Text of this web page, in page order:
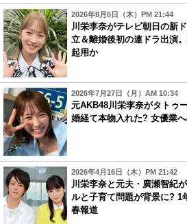
2026年8月6日（木）PM 21:44
川栄李奈がテレビ朝日の新
立＆離婚後初の連ドラ出演
起用か
2026年7月27日（月）AM 10:34
元AKB48川栄李奈がタトゥ
婚経て本物入れた? 女優業
2026年4月16日（木）PM 21:42
川栄李奈と元夫・廣瀬智紀
ルと子育て問題が背景に? 1
春報道